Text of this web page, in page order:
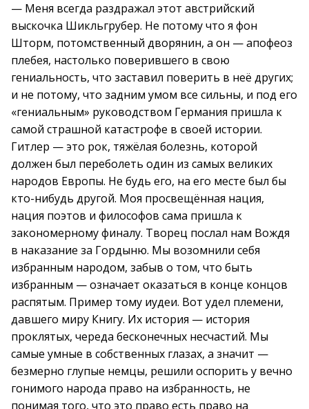
— Меня всегда раздражал этот австрийский
выскочка Шикльгрубер. Не потому что я фон
Шторм, потомственный дворянин, а он — апофеоз
плебея, настолько поверившего в свою
гениальность, что заставил поверить в неё других;
и не потому, что задним умом все сильны, и под его
«гениальным» руководством Германия пришла к
самой страшной катастрофе в своей истории.
Гитлер — это рок, тяжёлая болезнь, которой
должен был переболеть один из самых великих
народов Европы. Не будь его, на его месте был бы
кто-нибудь другой. Моя просвещённая нация,
нация поэтов и философов сама пришла к
закономерному финалу. Творец послал нам Вождя
в наказание за Гордыню. Мы возомнили себя
избранным народом, забыв о том, что быть
избранным — означает оказаться в конце концов
распятым. Пример тому иудеи. Вот удел племени,
давшего миру Книгу. Их история — история
проклятых, череда бесконечных несчастий. Мы
самые умные в собственных глазах, а значит —
безмерно глупые немцы, решили оспорить у вечно
гонимого народа право на избранность, не
понимая того, что это право есть право на